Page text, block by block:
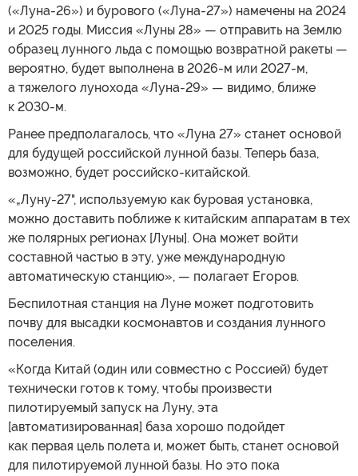
(«Луна-26») и бурового («Луна-27») намечены на 2024
и 2025 годы. Миссия «Луны 28» — отправить на Землю
образец лунного льда с помощью возвратной ракеты —
вероятно, будет выполнена в 2026-м или 2027-м,
а тяжелого лунохода «Луна-29» — видимо, ближе
к 2030-м.
Ранее предполагалось, что «Луна 27» станет основой
для будущей российской лунной базы. Теперь база,
возможно, будет российско-китайской.
«„Луну-27", используемую как буровая установка,
можно доставить поближе к китайским аппаратам в тех
же полярных регионах [Луны]. Она может войти
составной частью в эту, уже международную
автоматическую станцию», — полагает Егоров.
Беспилотная станция на Луне может подготовить
почву для высадки космонавтов и создания лунного
поселения.
«Когда Китай (один или совместно с Россией) будет
технически готов к тому, чтобы произвести
пилотируемый запуск на Луну, эта
[автоматизированная] база хорошо подойдет
как первая цель полета и, может быть, станет основой
для пилотируемой лунной базы. Но это пока